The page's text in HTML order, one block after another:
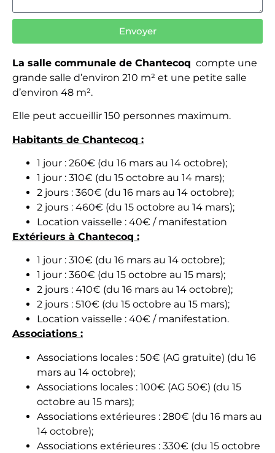
Envoyer
La salle communale de Chantecoq compte une
grande salle d’environ 210 m² et une petite salle
d’environ 48 m².
Elle peut accueillir 150 personnes maximum.
Habitants de Chantecoq :
1 jour : 260€ (du 16 mars au 14 octobre);
1 jour : 310€ (du 15 octobre au 14 mars);
2 jours : 360€ (du 16 mars au 14 octobre);
2 jours : 460€ (du 15 octobre au 14 mars);
Location vaisselle : 40€ / manifestation
Extérieurs à Chantecoq :
1 jour : 310€ (du 16 mars au 14 octobre);
1 jour : 360€ (du 15 octobre au 15 mars);
2 jours : 410€ (du 16 mars au 14 octobre);
2 jours : 510€ (du 15 octobre au 15 mars);
Location vaisselle : 40€ / manifestation.
Associations :
Associations locales : 50€ (AG gratuite) (du 16
mars au 14 octobre);
Associations locales : 100€ (AG 50€) (du 15
octobre au 15 mars);
Associations extérieures : 280€ (du 16 mars au
14 octobre);
Associations extérieures : 330€ (du 15 octobre